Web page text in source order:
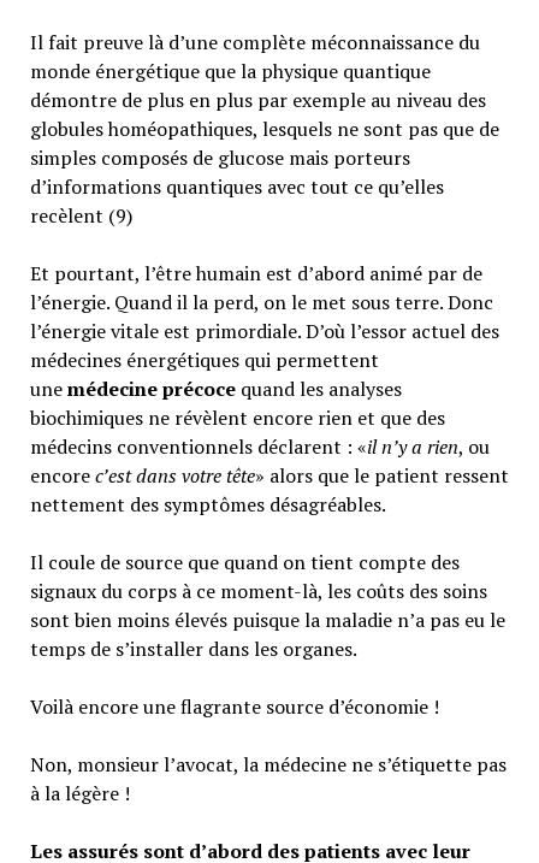
Il fait preuve là d’une complète méconnaissance du
monde énergétique que la physique quantique
démontre de plus en plus par exemple au niveau des
globules homéopathiques, lesquels ne sont pas que de
simples composés de glucose mais porteurs
d’informations quantiques avec tout ce qu’elles
recèlent (9)
Et pourtant, l’être humain est d’abord animé par de
l’énergie. Quand il la perd, on le met sous terre. Donc
l’énergie vitale est primordiale. D’où l’essor actuel des
médecines énergétiques qui permettent
unemédecine précoce quand les analyses
biochimiques ne révèlent encore rien et que des
médecins conventionnels déclarent : «il n’y a rien, ou
encorec’est dans votre tête» alors que le patient ressent
nettement des symptômes désagréables.
Il coule de source que quand on tient compte des
signaux du corps à ce moment-là, les coûts des soins
sont bien moins élevés puisque la maladie n’a pas eu le
temps de s’installer dans les organes.
Voilà encore une flagrante source d’économie !
Non, monsieur l’avocat, la médecine ne s’étiquette pas
à la légère !
Les assurés sont d’abord des patients avec leur